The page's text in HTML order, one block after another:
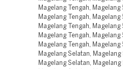
Magelang Tengah, Magelang
Magelang Tengah, Magelang
Magelang Tengah, Magelang
Magelang Tengah, Magelang
Magelang Tengah, Magelang
Magelang Selatan, Magelang
Magelang Selatan, Magelang